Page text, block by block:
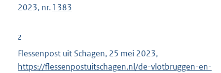
2023, nr. 1383
2
Flessenpost uit Schagen, 25 mei 2023,
x
https://flessenpostuitschagen.nl/de-vlotbruggen-en-